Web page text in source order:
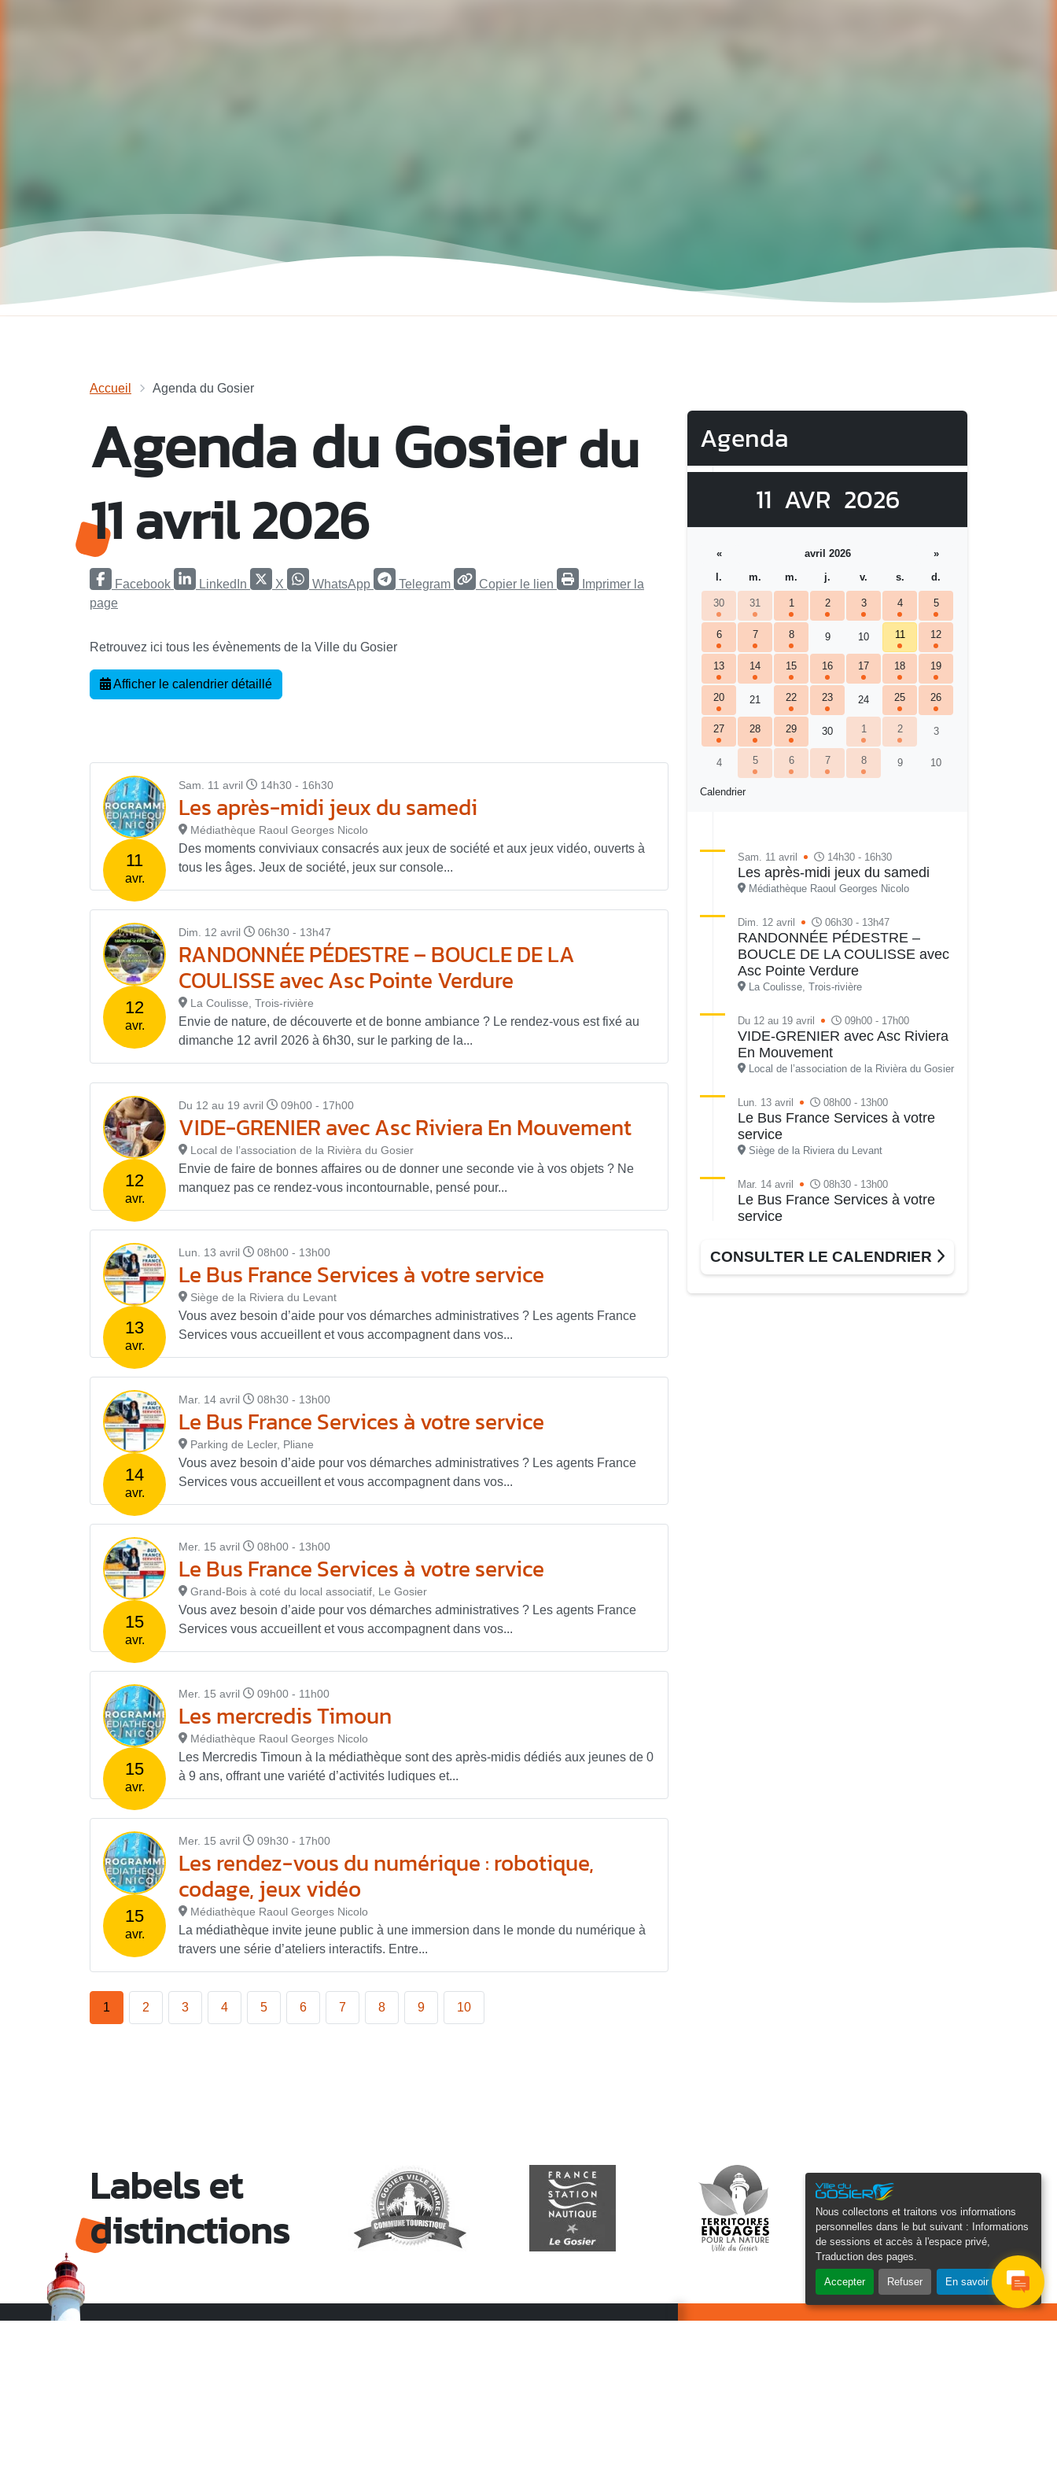
Nous collectons et traitons vos informations
personnelles dans le but suivant :
Informations
de sessions et accès à l'espace privé,
Traduction des pages
Accepter Refuser En savoir plus
Accueil Agenda du Gosier
Agenda du Gosierdu
11 avril 2026
Facebook LinkedIn X WhatsApp Telegram Copier le lien
Imprimer la
page
Retrouvez ici tous les évènements de la Ville du Gosier
Afficher le calendrier détaillé
11
avr.
Sam. 11 avril 14h30 - 16h30
Les après-midi jeux du samedi
Médiathèque Raoul Georges Nicolo
Des moments conviviaux consacrés aux jeux de société et aux jeux vidéo, ouverts à
tous les âges. Jeux de société, jeux sur console...
12
avr.
Dim. 12 avril 06h30 - 13h47
RANDONNÉE PÉDESTRE – BOUCLE DE LA
COULISSE avec Asc Pointe Verdure
La Coulisse, Trois-rivière
Envie de nature, de découverte et de bonne ambiance ? Le rendez-vous est fixé au
dimanche 12 avril 2026 à 6h30, sur le parking de la...
12
avr.
Du 12 au 19 avril 09h00 - 17h00
VIDE-GRENIER avec Asc Riviera En Mouvement
Local de l’association de la Rivièra du Gosier
Envie de faire de bonnes affaires ou de donner une seconde vie à vos objets ? Ne
manquez pas ce rendez-vous incontournable, pensé pour...
13
avr.
Lun. 13 avril 08h00 - 13h00
Le Bus France Services à votre service
Siège de la Riviera du Levant
Vous avez besoin d’aide pour vos démarches administratives ? Les agents France
Services vous accueillent et vous accompagnent dans vos...
14
avr.
Mar. 14 avril 08h30 - 13h00
Le Bus France Services à votre service
Parking de Lecler, Pliane
Vous avez besoin d’aide pour vos démarches administratives ? Les agents France
Services vous accueillent et vous accompagnent dans vos...
15
avr.
Mer. 15 avril 08h00 - 13h00
Le Bus France Services à votre service
Grand-Bois à coté du local associatif, Le Gosier
Vous avez besoin d’aide pour vos démarches administratives ? Les agents France
Services vous accueillent et vous accompagnent dans vos...
15
avr.
Mer. 15 avril 09h00 - 11h00
Les mercredis Timoun
Médiathèque Raoul Georges Nicolo
Les Mercredis Timoun à la médiathèque sont des après-midis dédiés aux jeunes de 0
à 9 ans, offrant une variété d’activités ludiques et...
15
avr.
Mer. 15 avril 09h30 - 17h00
Les rendez-vous du numérique : robotique,
codage, jeux vidéo
Médiathèque Raoul Georges Nicolo
La médiathèque invite jeune public à une immersion dans le monde du numérique à
travers une série d’ateliers interactifs. Entre...
1 2 3 4 5 6 7 8 9 10
Agenda
11 AVR 2026
Calendrier
« avril 2026
»
l.
m. m. j. v. s. d.
30 31 1 2 3 4 5
6 7 8 9 10 11 12
13 14 15 16 17 18 19
20 21 22 23 24 25 26
27 28 29 30 1 2 3
4 5 6 7 8 9 10
Sam. 11 avril 14h30 - 16h30
Les après-midi jeux du samedi
Médiathèque Raoul Georges Nicolo
Dim. 12 avril 06h30 - 13h47
RANDONNÉE PÉDESTRE –
BOUCLE DE LA COULISSE avec
Asc Pointe Verdure
La Coulisse, Trois-rivière
Du 12 au 19 avril 09h00 - 17h00
VIDE-GRENIER avec Asc Riviera
En Mouvement
Local de l’association de la Rivièra du Gosier
Lun. 13 avril 08h00 - 13h00
Le Bus France Services à votre
service
Siège de la Riviera du Levant
Mar. 14 avril 08h30 - 13h00
Le Bus France Services à votre
service
Mer. 15 avril 08h00 - 13h00
service
CONSULTER LE CALENDRIER
Labels et
distinctions